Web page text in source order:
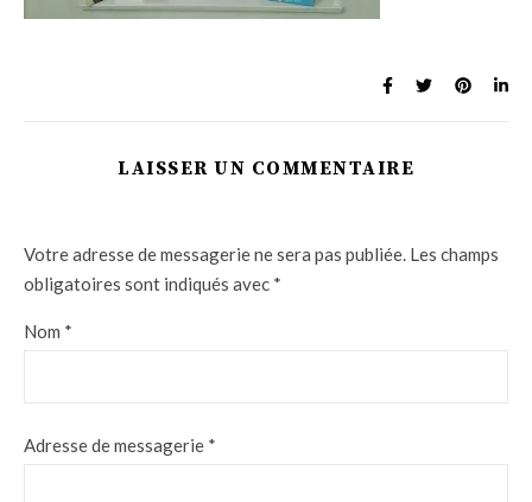
LAISSER UN COMMENTAIRE
Votre adresse de messagerie ne sera pas publiée. Les champs
obligatoires sont indiqués avec *
Nom *
Adresse de messagerie *